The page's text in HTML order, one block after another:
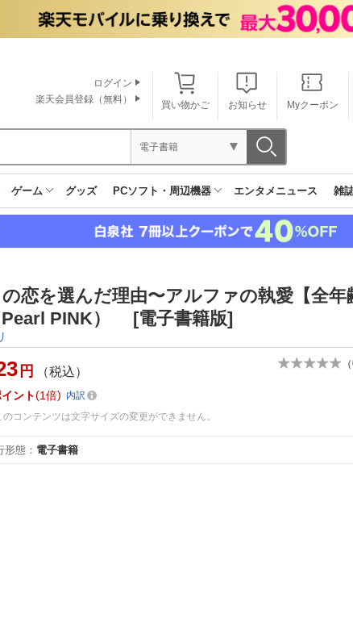
買い物かご お知らせ Myクーポン
ログイン
楽天会員登録（無料）
電子書籍
ゲーム グッズ PCソフト・周辺機器 エンタメニュース 雑
の恋を選んだ理由〜アルファの執愛【全
Pearl PINK） [電子書籍版]
（
円 （税込）
ント 1倍
内訳
コンテンツは文字サイズの変更ができません。
形態 ： 電子書籍